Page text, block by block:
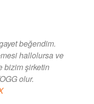
beğendim.
hallolursa ve
bizim şirketin
olur.